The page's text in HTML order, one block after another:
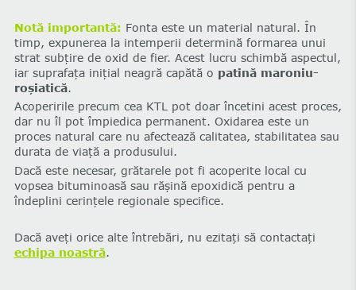
Notă importantă: Fonta este un material natural. În
timp, expunerea la intemperii determină formarea unui
strat subțire de oxid de fier. Acest lucru schimbă aspectul,
iar suprafața inițial neagră capătă o patină maroniu-
roșiatică.
Acoperirile precum cea KTL pot doar încetini acest proces,
dar nu îl pot împiedica permanent. Oxidarea este un
proces natural care nu afectează calitatea, stabilitatea sau
durata de viață a produsului.
Dacă este necesar, grătarele pot fi acoperite local cu
vopsea bituminoasă sau rășină epoxidică pentru a
îndeplini cerințele regionale specifice.
Dacă aveți orice alte întrebări, nu ezitați să contactați
echipa noastră.